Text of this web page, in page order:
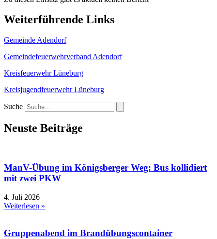
Weiterführende Links
Gemeinde Adendorf
Gemeindefeuerwehrverband Adendorf
Kreisfeuerwehr Lüneburg
Kreisjugendfeuerwehr Lüneburg
Suche
Neuste Beiträge
ManV-Übung im Königsberger Weg: Bus kollidiert
mit zwei PKW
4. Juli 2026
Weiterlesen »
Gruppenabend im Brandübungscontainer